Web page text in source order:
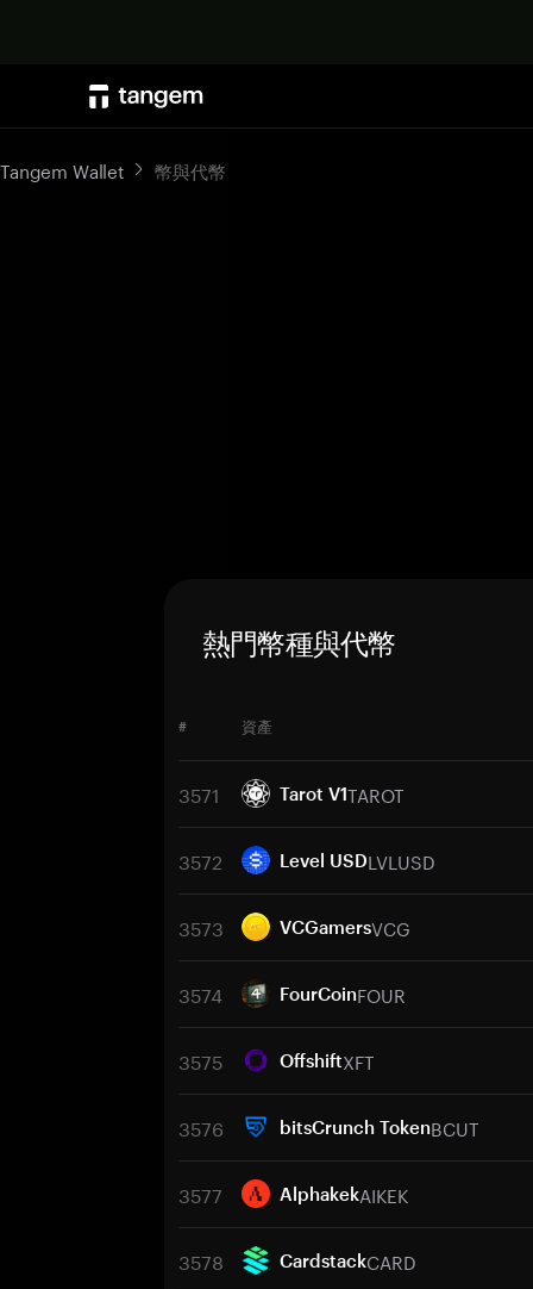
Tangem Wallet 幣與代幣
熱門幣種與代幣
# 資產
3571 Tarot V1TAROT
3572 Level USDLVLUSD
3573 VCGamersVCG
3574 FourCoinFOUR
3575 OffshiftXFT
3576 bitsCrunch TokenBCUT
3577 AlphakekAIKEK
3578 CardstackCARD